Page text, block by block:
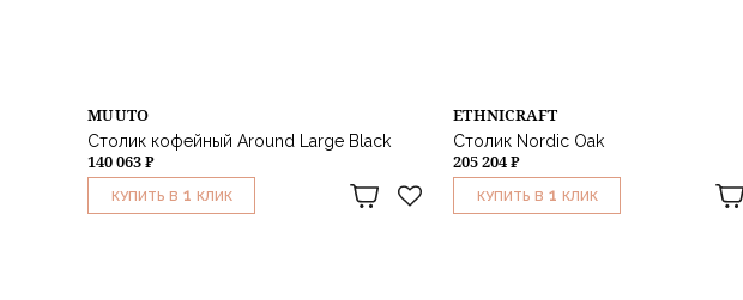
MUUTO
Столик кофейный Around Large Black
140 063 ₽
КУПИТЬ В 1 КЛИК
ETHNICRAFT
Столик Nordic Oak
205 204 ₽
КУПИТЬ В 1 КЛИК